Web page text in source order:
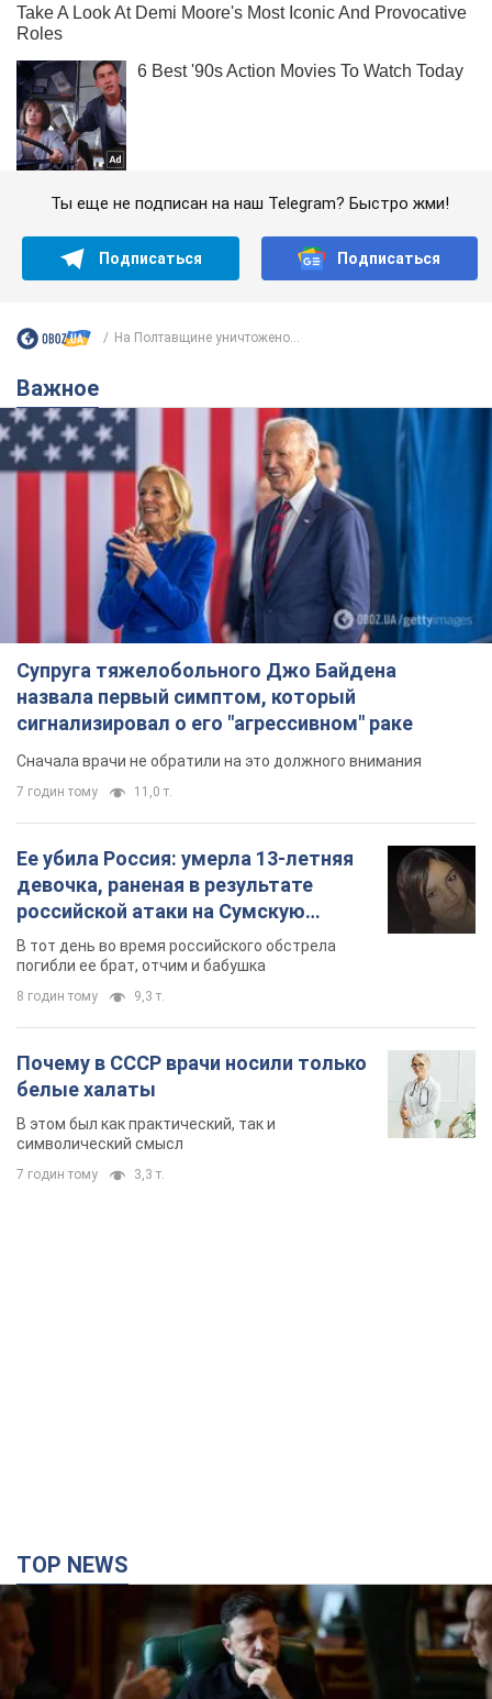
Ты еще не подписан на наш Telegram? Быстро жми!
Подписаться Подписаться
На Полтавщине уничтожено...
Важное
Супруга тяжелобольного Джо Байдена
назвала первый симптом, который
сигнализировал о его "агрессивном" раке
Сначала врачи не обратили на это должного внимания
7 годин тому 11,0 т.
Ее убила Россия: умерла 13-летняя
девочка, раненая в результате
российской атаки на Сумскую
область. Фото
В тот день во время российского обстрела
погибли ее брат, отчим и бабушка
8 годин тому 9,3 т.
Почему в СССР врачи носили только
белые халаты
В этом был как практический, так и
символический смысл
7 годин тому 3,3 т.
TOP NEWS